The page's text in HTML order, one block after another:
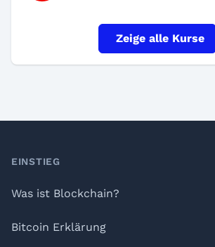
Zeige alle Kurse
Footer
EINSTIEG
Was ist Blockchain?
Bitcoin Erklärung